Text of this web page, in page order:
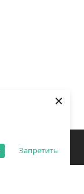
Запретить
×
Открыть меню